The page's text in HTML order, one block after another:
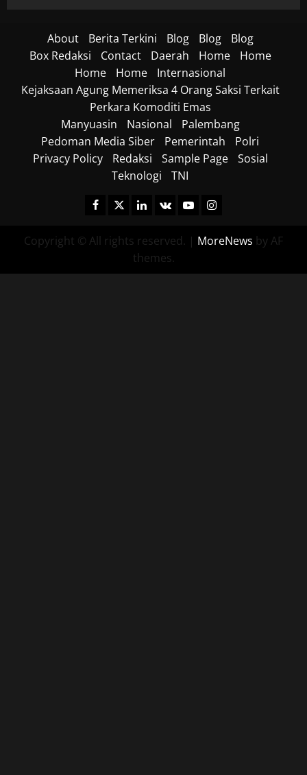
About Berita Terkini Blog Blog
Blog
Box Redaksi
Contact Daerah Home
Home
Home
Home
Internasional
Kejaksaan Agung Memeriksa 4 Orang Saksi Terkait
Perkara Komoditi Emas
Manyuasin
Nasional
Palembang
Pedoman Media Siber
Pemerintah
Polri
Privacy Policy
Redaksi Sample Page
Sosial
Teknologi
TNI
Facebook
TwitterLinkedin
VK YoutubeInstagram
Copyright © All rights reserved. | MoreNews by AF
themes.